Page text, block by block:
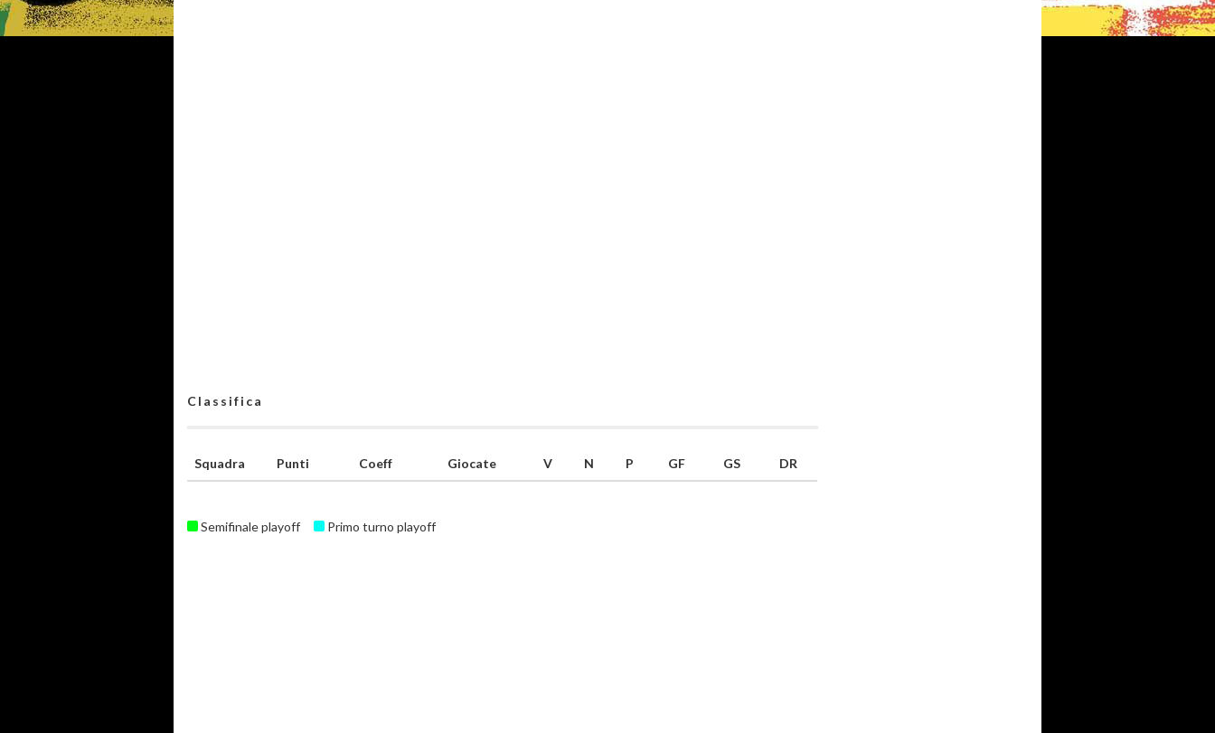
Classifica
Squadra Punti Coeff Giocate V N P GF GS DR
Semifinale playoff Primo turno playoff